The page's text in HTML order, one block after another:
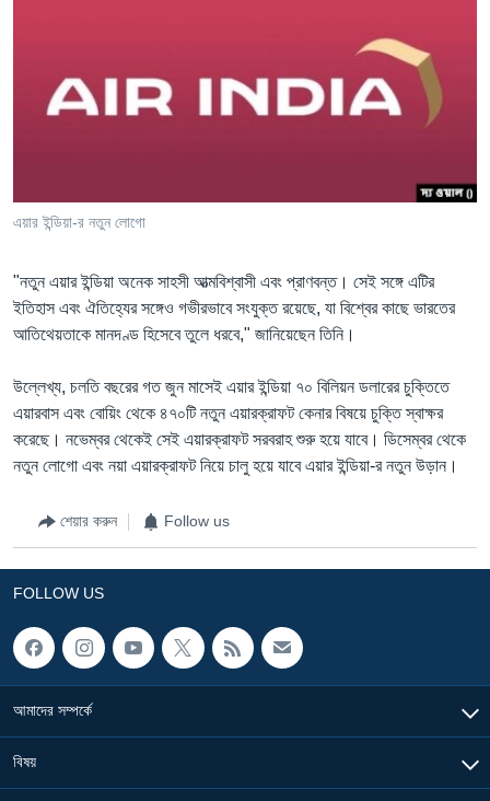
এয়ার ইন্ডিয়া-র নতুন লোগো
"নতুন এয়ার ইন্ডিয়া অনেক সাহসী আত্মবিশ্বাসী এবং প্রাণবন্ত। সেই সঙ্গে এটির
ইতিহাস এবং ঐতিহ্যের সঙ্গেও গভীরভাবে সংযুক্ত রয়েছে, যা বিশ্বের কাছে ভারতের
আতিথেয়তাকে মানদণ্ড হিসেবে তুলে ধরবে," জানিয়েছেন তিনি।
উল্লেখ্য, চলতি বছরের গত জুন মাসেই এয়ার ইন্ডিয়া ৭০ বিলিয়ন ডলারের চুক্তিতে
এয়ারবাস এবং বোয়িং থেকে ৪৭০টি নতুন এয়ারক্রাফট কেনার বিষয়ে চুক্তি স্বাক্ষর
করেছে। নভেম্বর থেকেই সেই এয়ারক্রাফট সরবরাহ শুরু হয়ে যাবে। ডিসেম্বর থেকে
নতুন লোগো এবং নয়া এয়ারক্রাফট নিয়ে চালু হয়ে যাবে এয়ার ইন্ডিয়া-র নতুন উড়ান।
শেয়ার করুন Follow us
FOLLOW US
আমাদের সম্পর্কে
বিষয়